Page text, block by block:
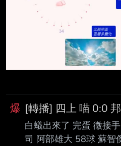
爆 [轉播] 四上 喵 0:0 邦
白蟻出來了 完蛋 徵接
司 阿部雄大 58球 蘇